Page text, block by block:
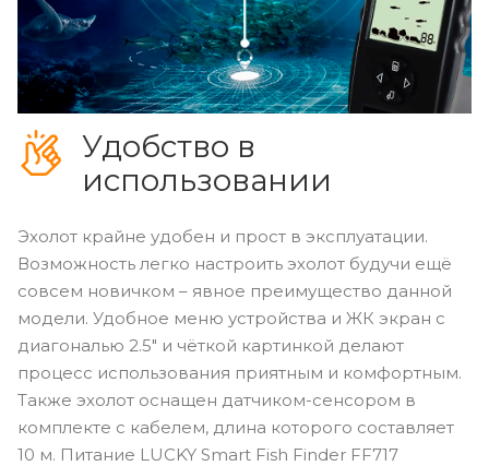
Удобство в
использовании
Эхолот крайне удобен и прост в эксплуатации.
Возможность легко настроить эхолот будучи ещё
совсем новичком – явное преимущество данной
модели. Удобное меню устройства и ЖК экран с
диагональю 2.5" и чёткой картинкой делают
процесс использования приятным и комфортным.
Также эхолот оснащен датчиком-сенсором в
комплекте с кабелем, длина которого составляет
10 м. Питание LUCKY Smart Fish Finder FF717